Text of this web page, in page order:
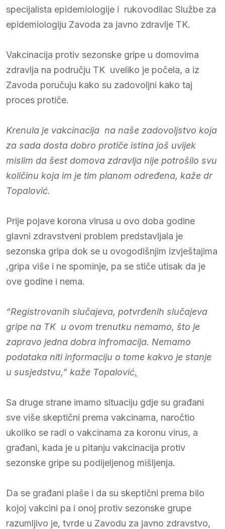
specijalista epidemiologije i rukovodilac Službe za
epidemiologiju Zavoda za javno zdravlje TK.
Vakcinacija protiv sezonske gripe u domovima
zdravlja na području TK uveliko je počela, a iz
Zavoda poručuju kako su zadovoljni kako taj
proces protiče.
Krenula je vakcinacija na naše zadovoljstvo koja
za sada dosta dobro protiče istina još uvijek
mislim da šest domova zdravlja nije potrošilo svu
količinu koja im je tim planom određena, kaže dr
Topalović.
Prije pojave korona virusa u ovo doba godine
glavni zdravstveni problem predstavljala je
sezonska gripa dok se u ovogodišnjim izvještajima
,gripa više i ne spominje, pa se stiče utisak da je
ove godine i nema.
“Registrovanih slučajeva, potvrđenih slučajeva
gripe na TK u ovom trenutku nemamo, što je
zapravo jedna dobra infromacija. Nemamo
podataka niti informaciju o tome kakvo je stanje
u susjedstvu,” kaže Topalović.
Sa druge strane imamo situaciju gdje su građani
sve više skeptični prema vakcinama, naročtio
ukoliko se radi o vakcinama za koronu virus, a
građani, kada je u pitanju vakcinacija protiv
sezonske gripe su podijeljenog mišljenja.
Da se građani plaše i da su skeptični prema bilo
kojoj vakcini pa i onoj protiv sezonske grupe
razumljivo je, tvrde u Zavodu za javno zdravstvo,